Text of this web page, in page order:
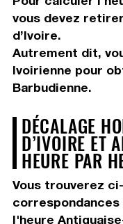
vous devez
d’Ivoire.
Autrement dit,
Ivoirienne pour
Barbudienne.
DÉCALAGE
D’IVOIRE ET
HEURE PAR
Vous trouverez
l'heure